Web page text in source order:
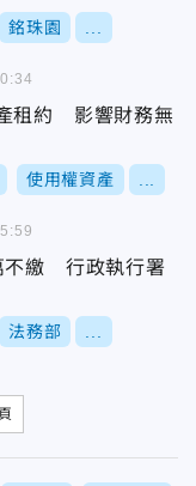
銘珠園
租約 影響財務無
使用權資產
不繳 行政執行署
法務部